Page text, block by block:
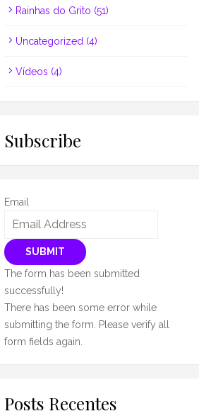
Rainhas do Grito (51)
Uncategorized (4)
Vídeos (4)
Subscribe
Email
SUBMIT
The form has been submitted
successfully!
There has been some error while
submitting the form. Please verify all
form fields again.
Posts Recentes